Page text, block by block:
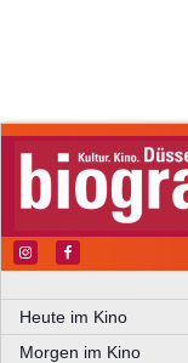
Heute im Kino
Morgen im Kino